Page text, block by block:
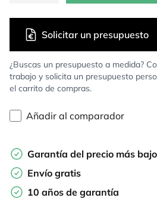
¿Buscas un presupuesto a medida?
trabajo y solicita un presupuesto
el carrito de compras.
Solicitar un presupuesto
Añadir al comparador
Garantía del precio más bajo
Envío gratis
10 años de garantía